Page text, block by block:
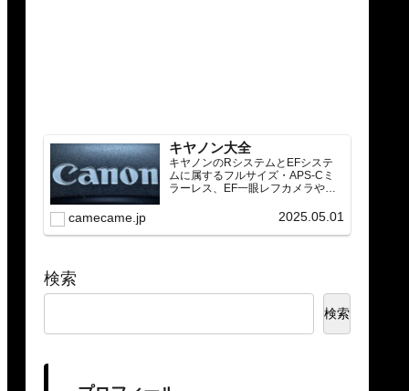
キヤノン大全
キヤノンのRシステムとEFシステ
ムに属するフルサイズ・APS-Cミ
ラーレス、EF一眼レフカメラや
望遠）をカテゴリ別に網羅し、効
種の内部リンク設計で回遊性向上
camecame.jp 2025.05.01
検索
検索